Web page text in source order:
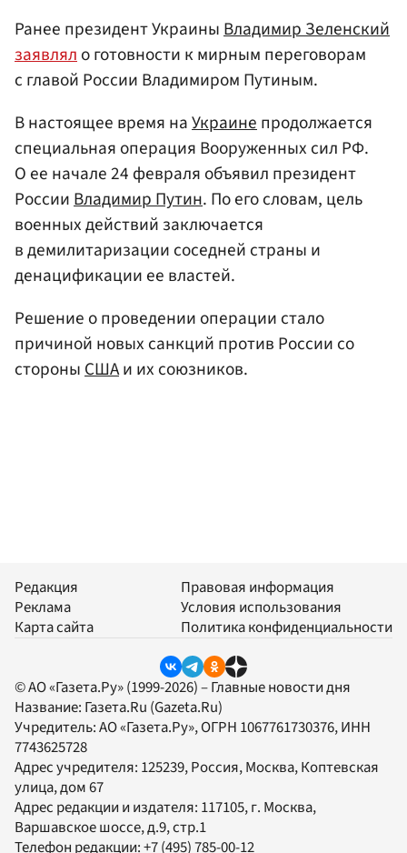
Ранее президент УкраиныВладимир Зеленский
заявляло готовности к мирным переговорам
с главой России Владимиром Путиным.
В настоящее время наУкраинепродолжается
специальная операция Вооруженных сил РФ.
О ее начале 24 февраля объявил президент
РоссииВладимир Путин. По его словам, цель
военных действий заключается
в демилитаризации соседней страны и
денацификации ее властей.
Решение о проведении операции стало
причиной новых санкций против России со
стороныСШАи их союзников.
Редакция
Реклама
Карта сайта
Правовая информация
Условия использования
Политика конфиденциальности
© АО «Газета.Ру» (1999-2026) – Главные новости дня
Название: Газета.Ru (Gazeta.Ru)
Учредитель:АО «Газета.Ру», ОГРН 1067761730376, ИНН
7743625728
Адрес учредителя: 125239, Россия, Москва, Коптевская
улица, дом 67
Адрес редакции и издателя: 117105, г. Москва,
Варшавское шоссе, д.9, стр.1
Телефон редакции:+7 (495) 785-00-12